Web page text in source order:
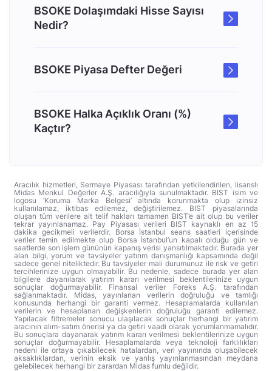
BSOKE Dolaşımdaki Hisse Sayısı
Nedir?
BSOKE Piyasa Defter Değeri
BSOKE Halka Açıklık Oranı (%)
Kaçtır?
Aracılık hizmetleri, Sermaye Piyasası tarafından yetkilendirilen, lisanslı
Midas Menkul Değerler A.Ş. aracılığıyla sunulmaktadır. BIST isim ve
logosu ‘Koruma Marka Belgesi’ altında korunmakta olup izinsiz
kullanılamaz, iktibas edilemez, değiştirilemez. BIST piyasalarında
oluşan tüm verilere ait telif hakları tamamen BIST’e ait olup bu veriler
tekrar yayınlanamaz. Pay Piyasası verileri BIST kaynaklı en az 15
dakika gecikmeli verilerdir. Borsa İstanbul seans saatleri içerisinde
veriler temin edilmekte olup Borsa İstanbul’un kapalı olduğu gün ve
saatlerde son işlem gününün kapanış verisi yansıtılmaktadır. Burada yer
alan bilgi, yorum ve tavsiyeler yatırım danışmanlığı kapsamında değil
sadece genel niteliktedir. Bu tavsiyeler mali durumunuz ile risk ve getiri
tercihlerinize uygun olmayabilir. Bu nedenle, sadece burada yer alan
bilgilere dayanılarak yatırım kararı verilmesi beklentilerinize uygun
sonuçlar doğurmayabilir. Finansal veriler Foreks A.Ş. tarafından
sağlanmaktadır. Midas, yayınlanan verilerin doğruluğu ve tamlığı
konusunda herhangi bir garanti vermez. Hesaplamalarda kullanılan
verilerin ve hesaplanan değişkenlerin doğruluğu garanti edilemez.
Yapılacak filtremeler sonucu ulaşılacak sonuçlar herhangi bir yatırım
aracının alım-satım önerisi ya da getiri vaadi olarak yorumlanmamalıdır.
Bu sonuçlara dayanarak yatırım kararı verilmesi beklentilerinize uygun
sonuçlar doğurmayabilir. Hesaplamalarda veya teknoloji farklılıkları
nedeni ile ortaya çıkabilecek hatalardan, veri yayınında oluşabilecek
aksaklıklardan, verinin eksik ve yanlış yayınlanmasından meydana
gelebilecek herhangi bir zarardan Midas fumlu değildir.